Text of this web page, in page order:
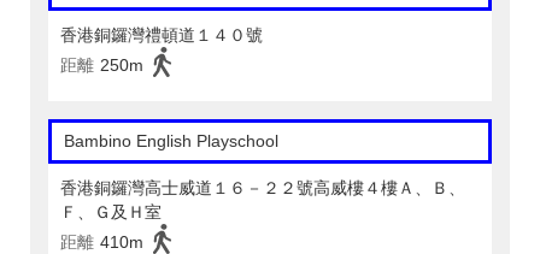
香港銅鑼灣禮頓道１４０號
距離 250m
Bambino English Playschool
香港銅鑼灣高士威道１６－２２號高威樓４樓Ａ、Ｂ、
Ｆ、Ｇ及Ｈ室
距離 410m